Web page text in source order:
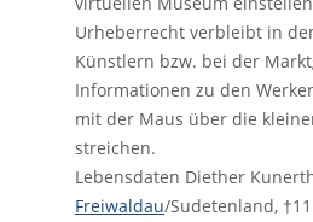
Urheberrecht verbleibt in
Künstlern bzw. bei der
Informationen zu den
mit der Maus über die
streichen.
Lebensdaten Diether
Freiwaldau/Sudetenland,